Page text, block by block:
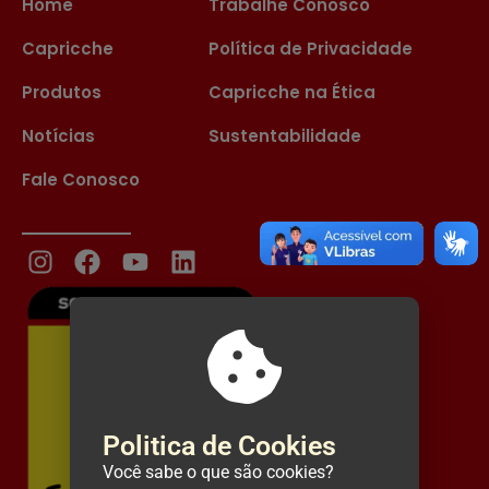
Home
Capricche
Produtos
Notícias
Fale Conosco
Trabalhe Conosco
Política de Privacidade
Capricche na Ética
Sustentabilidade
Politica de Cookies
Você sabe o que são cookies?